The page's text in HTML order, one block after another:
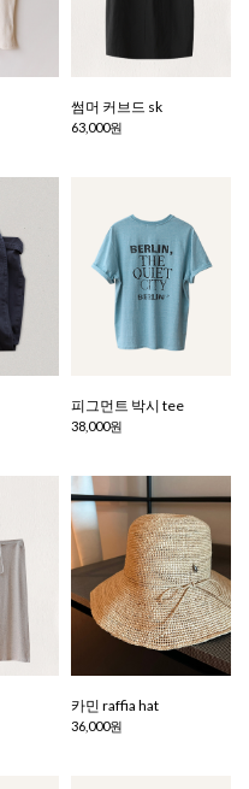
썸머 커브드 sk
63,000원
피그먼트 박시 tee
38,000원
카민 raffia hat
36,000원